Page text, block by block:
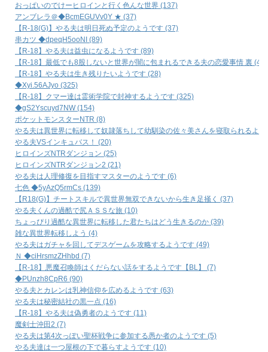
おっぱいのでけーヒロインと行く色んな世界 (137)
アンブレラ＠◆BcmEGUVv0Y ★ (37)
【R-18(G)】やる夫は明日死ぬ予定のようです (37)
串カツ ◆dpeqH5ooNI (89)
【R-18】やる夫は益虫になるようです (89)
【R-18】最低でも8股しないと世界が闇に包まれるできる夫の恋愛事情 裏 (45)
【R-18】やる夫は生き残りたいようです (28)
◆Xyi.56AJyo (325)
【R-18】クマー達は霊術学院で封神するようです (325)
◆gS2Yscuyd7NW (154)
ポケットモンスターNTR (8)
やる夫は異世界に転移して奴隷落ちして幼馴染の佐々美さんを寝取られるよう
やる夫VSインキュバス！ (20)
ヒロインズNTRダンジョン (25)
ヒロインズNTRダンジョン2 (21)
やる夫は人理修復を目指すマスターのようです (6)
七色 ◆5yAzQ5rmCs (139)
【R18(G)】チートスキルで異世界無双できないから生き足掻く (37)
やる夫くんの過酷で尻ＡＳＳな旅 (10)
ちょっぴり過酷な異世界に転移した君たちはどう生きるのか (39)
雑な異世界転移しよう (4)
やる夫はガチャを回してデスゲームを攻略するようです (49)
Ｎ ◆ciHrsmzZHhbd (7)
【R-18】悪魔召喚師はくだらない話をするようです【BL】 (7)
◆PUnzh8CpR6 (90)
やる夫とカレンは乳神信仰を広めるようです (63)
やる夫は秘密結社の黒一点 (16)
【R-18】やる夫は偽勇者のようです (11)
魔剣士沖田2 (7)
やる夫は第4次っぽい聖杯戦争に参加する愚か者のようです (5)
やる夫達は一つ屋根の下で暮らすようです (10)